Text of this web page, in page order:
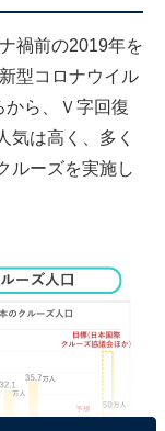
禍前の2019年を
型コロナウイル
から、Ｖ字回復
気は高く、多く
ルーズを実施し